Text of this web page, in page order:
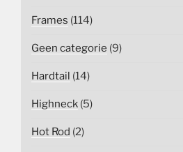
Frames (114)
Geen categorie (9)
Hardtail (14)
Highneck (5)
Hot Rod (2)